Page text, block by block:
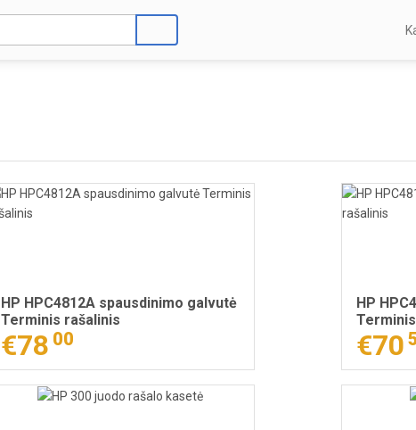
HP HPC4812A spausdinimo galvutė
Terminis rašalinis
€78 00
HP
€70